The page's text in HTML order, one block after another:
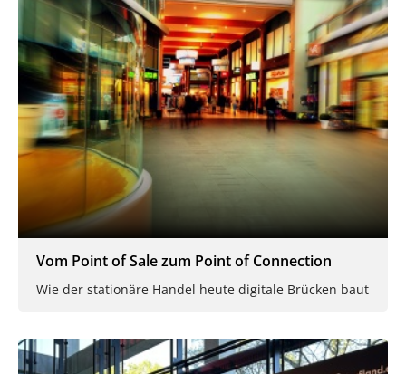
Vom Point of Sale zum Point of Connection
Wie der stationäre Handel heute digitale Brücken baut